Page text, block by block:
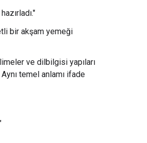
bir akşam yemeği
ve dilbilgisi yapıları
temel anlamı ifade